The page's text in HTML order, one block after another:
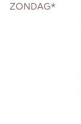
ZONDAG*